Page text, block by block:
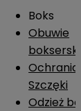
Boks
Obuwie
Szczęki
Odzież